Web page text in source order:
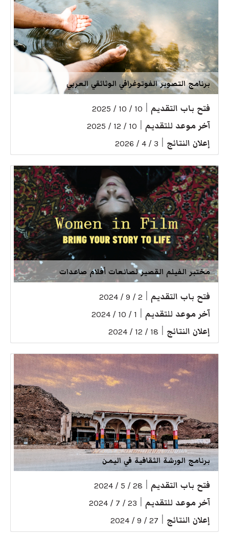
برنامج التصوير الفوتوغرافي الوثائقي العربي
فتح باب التقديم 10 / 10 / 2025
آخر موعد للتقديم 10 / 12 / 2025
إعلان النتائج 3 / 4 / 2026
مختبر الفيلم القصير لصانعات أفلام صاعدات
فتح باب التقديم 2 / 9 / 2024
آخر موعد للتقديم 1 / 10 / 2024
إعلان النتائج 18 / 12 / 2024
برنامج الورشة الثقافية في اليمن
فتح باب التقديم 28 / 5 / 2024
آخر موعد للتقديم 23 / 7 / 2024
إعلان النتائج 27 / 9 / 2024